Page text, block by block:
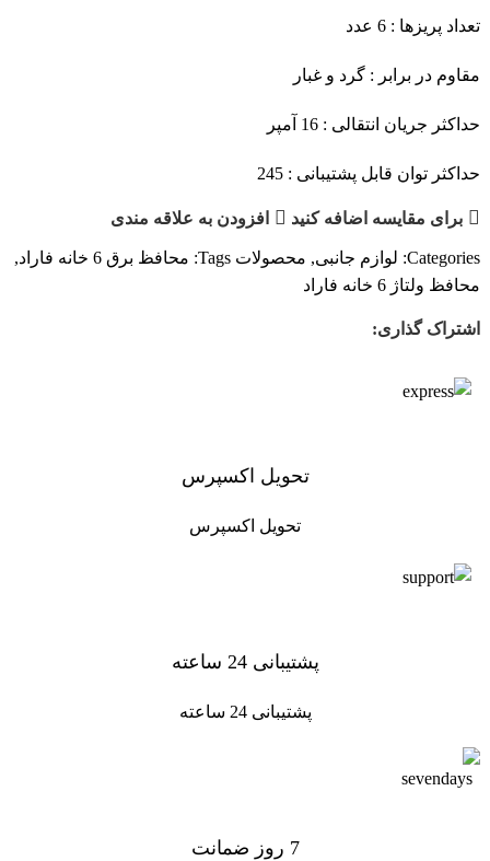
تعداد پریزها : 6 عدد
مقاوم در برابر : گرد و غبار
حداکثر جریان انتقالی : 16 آمپر
حداکثر توان قابل پشتیبانی : 245
برای مقایسه اضافه کنید افزودن به علاقه مندی
Categories: لوازم جانبی, محصولات Tags: محافظ برق 6 خانه فاراد
,
محافظ ولتاژ 6 خانه فاراد
اشتراک گذاری:
تحویل اکسپرس
تحویل اکسپرس
پشتیبانی 24 ساعته
پشتیبانی 24 ساعته
7 روز ضمانت